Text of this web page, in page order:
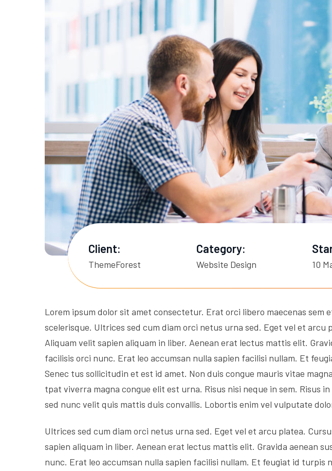
Client:
ThemeForest
Category:
Website Design 10
Lorem ipsum dolor sit amet consectetur. Erat orci libero maecenas
scelerisque. Ultrices sed cum diam orci netus urna sed. Eget vel et
Aliquam velit sapien aliquam in liber. Aenean erat lectus mattis elit.
facilisis orci nunc. Erat leo accumsan nulla sapien facilisi nullam. Et
Senec tus sollicitudin et est id amet. Non duis congue mauris vitae
tpat viverra magna congue elit est urna. Risus nisi neque in sem. Risus
sed nunc velit quis mattis duis convallis. Lobortis enim vel vulputate
Ultrices sed cum diam orci netus urna sed. Eget vel et arcu platea.
sapien aliquam in liber. Aenean erat lectus mattis elit. Gravida aenean
nunc. Erat leo accumsan nulla sapien facilisi nullam. Et feugiat id